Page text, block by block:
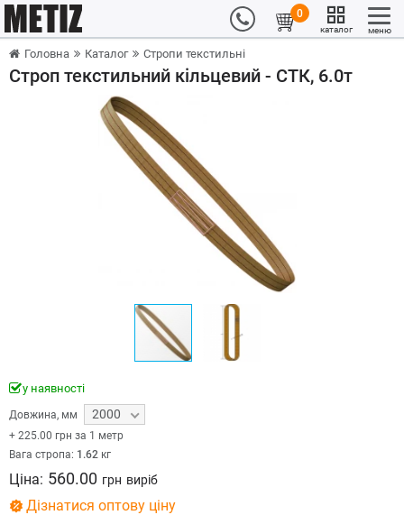
0
каталог меню
Головна Каталог Стропи текстильні
Строп текстильний кільцевий - СТК, 6.0т
у наявності
Довжина, мм 2000
+ 225.00 грн за 1 метр
Вага стропа: 1.62 кг
Ціна: 560.00 грн виріб
Дізнатися оптову ціну